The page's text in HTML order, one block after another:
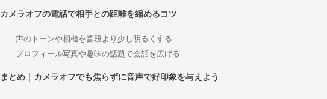
カメラオフの電話で相手との距離を縮めるコツ
声のトーンや相槌を普段より少し明るくする
プロフィール写真や趣味の話題で会話を広げる
まとめ｜カメラオフでも焦らずに音声で好印象を与えよう